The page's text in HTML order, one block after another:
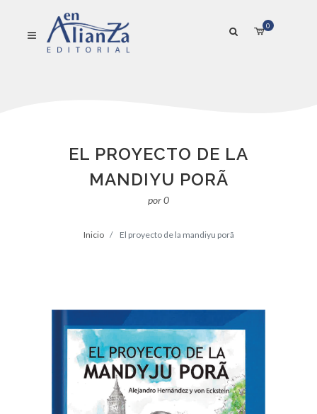
0
EL PROYECTO DE LA
MANDIYU PORÃ
por 0
Inicio El proyecto de la mandiyu porã